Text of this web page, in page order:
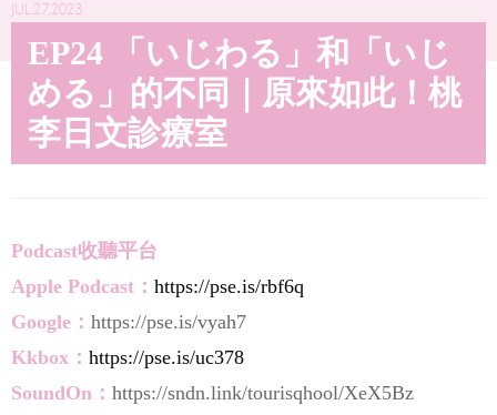
JUL.27,2023
EP24 「いじわる」和「いじ
める」的不同｜原來如此！桃
李日文診療室
Podcast收聽平台
Apple Podcast： https://pse.is/rbf6q
Google： https://pse.is/vyah7
Kkbox： https://pse.is/uc378
SoundOn： https://sndn.link/tourisqhool/XeX5Bz